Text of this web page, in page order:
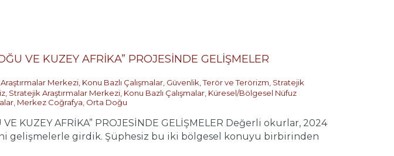
VE KUZEY AFRİKA” PROJESİNDE GELİŞMELER
Merkezi Konu Bazlı Çalışmalar Güvenlik, Terör ve Terörizm Stratejik
Stratejik Araştırmalar Merkezi Konu Bazlı Çalışmalar Küresel/Bölgesel Nüfuz
Merkez Coğrafya Orta Doğu
VE KUZEY AFRİKA” PROJESİNDE GELİŞMELER Değerli okurlar, 2024
ani gelişmelerle girdik. Şüphesiz bu iki bölgesel konuyu birbirinden